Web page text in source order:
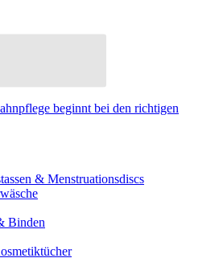
beginnt bei den richtigen
& Menstruationsdiscs
Binden